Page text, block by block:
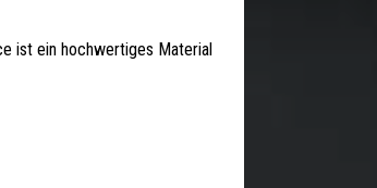
ist ein hochwertiges Material